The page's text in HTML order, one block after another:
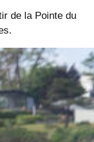
de la Pointe du